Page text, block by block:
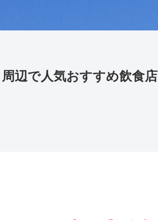
周辺で人気おすすめ飲食店